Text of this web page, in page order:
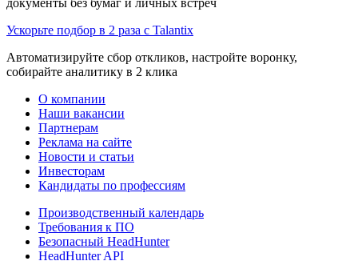
Ускорьте подбор в 2 раза с Talantix
Автоматизируйте сбор откликов, настройте воронку,
собирайте аналитику в 2 клика
О компании
Наши вакансии
Партнерам
Реклама на сайте
Новости и статьи
Инвесторам
Кандидаты по профессиям
Производственный календарь
Требования к ПО
Безопасный HeadHunter
HeadHunter API